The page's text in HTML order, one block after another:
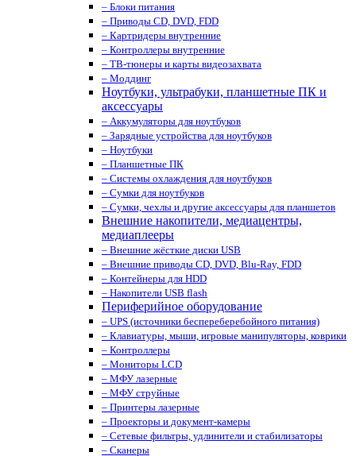
– Блоки питания
– Приводы CD, DVD, FDD
– Картридеры внутренние
– Контроллеры внутренние
– ТВ-тюнеры и карты видеозахвата
– Моддинг
Ноутбуки, ультрабуки, планшетные ПК и
аксессуары
– Аккумуляторы для ноутбуков
– Зарядные устройства для ноутбуков
– Ноутбуки
– Планшетные ПК
– Системы охлаждения для ноутбуков
– Сумки для ноутбуков
– Сумки, чехлы и другие аксессуары для планшетов
Внешние накопители, медиацентры,
медиаплееры
– Внешние жёсткие диски USB
– Внешние приводы CD, DVD, Blu-Ray, FDD
– Контейнеры для HDD
– Накопители USB flash
Периферийное оборудование
– UPS (источники беспереберебойного питания)
– Клавиатуры, мыши, игровые манипуляторы, коврики
– Контроллеры
– Мониторы LCD
– МФУ лазерные
– МФУ струйные
– Принтеры лазерные
– Проекторы и документ-камеры
– Сетевые фильтры, удлинители и стабилизаторы
– Сканеры